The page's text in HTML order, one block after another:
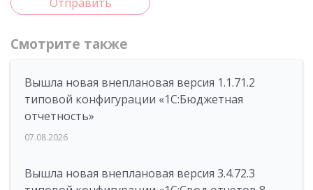
Смотрите также
Вышла новая внеплановая версия 1.1.71.2
типовой конфигурации «1C:Бюджетная
отчетность»
07.08.2026
Вышла новая внеплановая версия 3.4.72.3